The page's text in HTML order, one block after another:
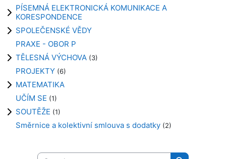
PÍSEMNÁ ELEKTRONICKÁ KOMUNIKACE A
KORESPONDENCE
SPOLEČENSKÉ VĚDY
PRAXE - OBOR P
TĚLESNÁ VÝCHOVA (3)
PROJEKTY (6)
MATEMATIKA
UČÍM SE (1)
SOUTĚŽE (1)
Směrnice a kolektivní smlouva s dodatky (2)
Search courses